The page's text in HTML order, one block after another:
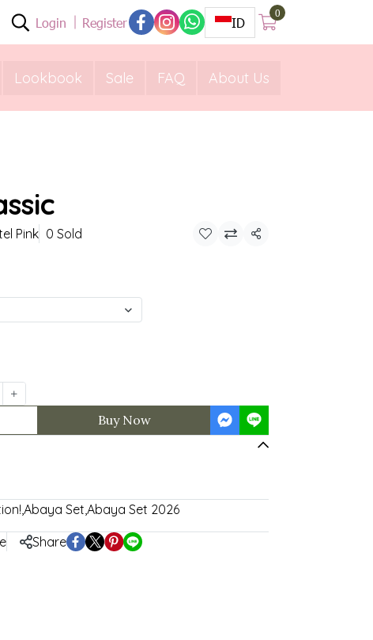
Login Register ID
0
Lookbook Sale FAQ About Us
Pink 0 Sold
Share
Buy Now
,Abaya Set,Abaya Set 2026
Share